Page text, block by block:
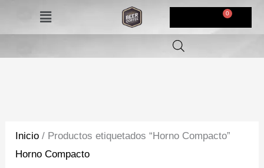
Menú
Inicio / Productos etiquetados “Horno Compacto”
Horno Compacto